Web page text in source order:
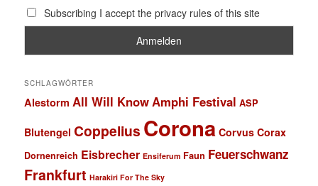
Subscribing I accept the privacy rules of this site
SCHLAGWÖRTER
Alestorm All Will KnowAmphi Festival ASP
Blutengel Coppelius Corona Corvus Corax
Dornenreich Eisbrecher Ensiferum Faun Feuerschwanz
Frankfurt Harakiri For The Sky